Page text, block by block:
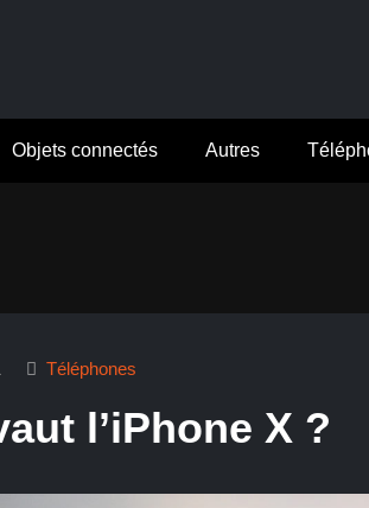
Objets connectés Autres
Téléphones
l’iPhone X ?